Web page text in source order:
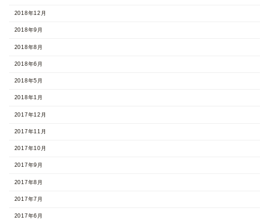
2018年12月
2018年9月
2018年8月
2018年6月
2018年5月
2018年1月
2017年12月
2017年11月
2017年10月
2017年9月
2017年8月
2017年7月
2017年6月